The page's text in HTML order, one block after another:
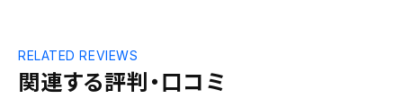
関連する評判・口コミ
RELATED REVIEWS